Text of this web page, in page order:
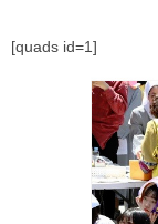
[quads id=1]